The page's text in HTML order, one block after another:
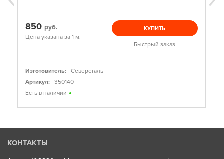
850 руб.
Цена указана за 1 м.
КУПИТЬ
Быстрый заказ
Изготовитель:
Северсталь
Артикул:
350140
Есть в наличии
КОНТАКТЫ